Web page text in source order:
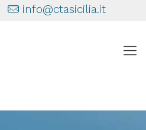
info@ctasicilia.it